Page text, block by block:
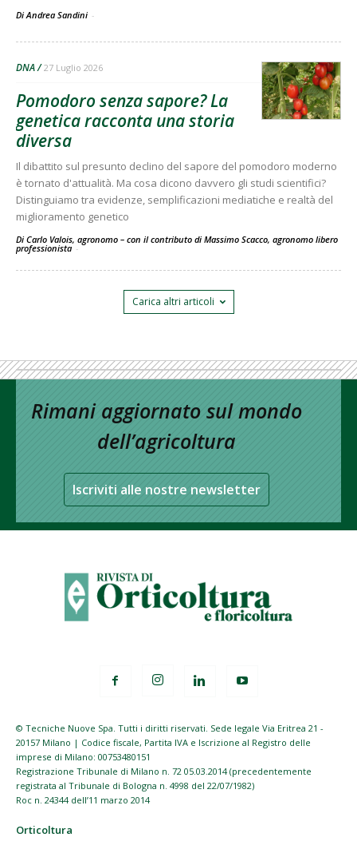
Di Andrea Sandini -
DNA 27 Luglio 2026
Pomodoro senza sapore? La
genetica racconta una storia
diversa
Il dibattito sul presunto declino del sapore del pomodoro moderno
è tornato d'attualità. Ma cosa dicono davvero gli studi scientifici?
Distinguiamo tra evidenze, semplificazioni mediatiche e realtà del
miglioramento genetico
Di Carlo Valois, agronomo – con il contributo di Massimo Scacco, agronomo libero
professionista -
Carica altri articoli
Rimani aggiornato sul mondo
dell’agricoltura
Iscriviti alle nostre newsletter
© Tecniche Nuove Spa. Tutti i diritti riservati. Sede legale Via Eritrea 21 -
20157 Milano | Codice fiscale, Partita IVA e Iscrizione al Registro delle
imprese di Milano: 00753480151
Registrazione Tribunale di Milano n. 72 05.03.2014 (precedentemente
registrata al Tribunale di Bologna n. 4998 del 22/07/1982)
Roc n. 24344 dell’11 marzo 2014
Orticoltura